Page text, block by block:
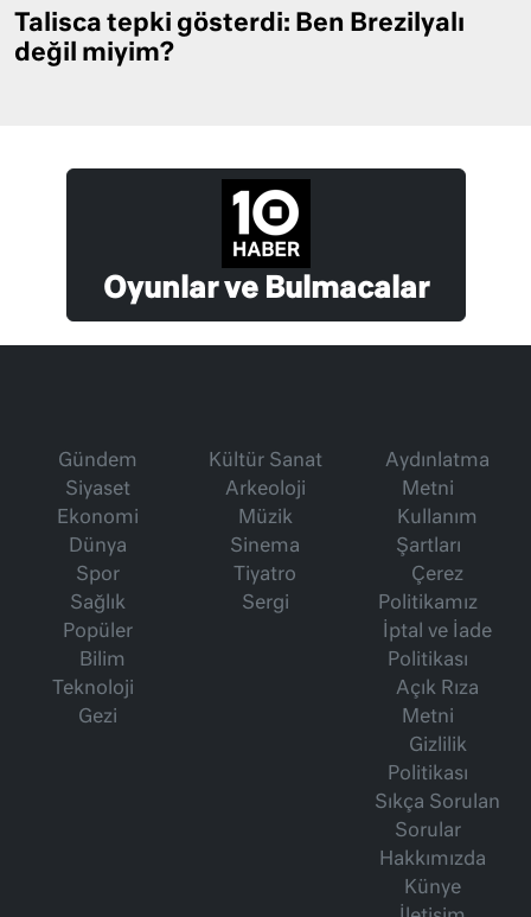
Talisca tepki gösterdi: Ben Brezilyalı
değil miyim?
Oyunlar ve Bulmacalar
Gündem
Siyaset
Ekonomi
Dünya
Spor
Sağlık
Popüler
Bilim
Teknoloji
Gezi
Kültür Sanat
Arkeoloji
Müzik
Sinema
Tiyatro
Sergi
Aydınlatma
Metni
Kullanım
Şartları
Çerez
Politikamız
İptal ve İade
Politikası
Açık Rıza
Metni
Gizlilik
Politikası
Sıkça Sorulan
Sorular
Hakkımızda
Künye